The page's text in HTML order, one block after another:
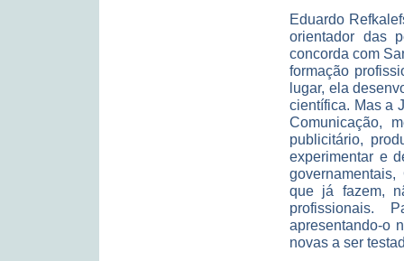
Eduardo
orientador das
concorda com
formação
lugar, ela
científica. Mas a
Comunicação,
publicitário,
experimentar e
que já fazem,
profissionais.
apresentando-o
novas a ser